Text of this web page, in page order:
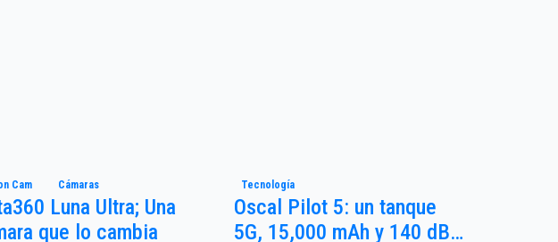
Cam Cámaras
Luna Ultra; Una
que lo cambia
Tecnología
Oscal Pilot 5: un tanque
5G, 15,000 mAh y 140 dB…